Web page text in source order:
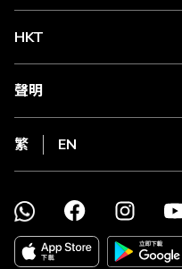
HKT
聲明
繁 EN